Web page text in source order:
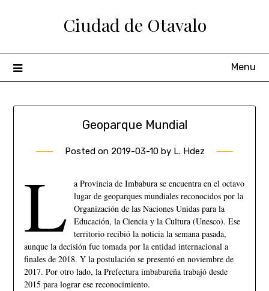
Ciudad de Otavalo
Menu
Geoparque Mundial
Posted on 2019-03-10by L. Hdez
L
a Provincia de Imbabura se encuentra en el octavo
lugar de geoparques mundiales reconocidos por la
Organización de las Naciones Unidas para la
Educación, la Ciencia y la Cultura (Unesco). Ese
territorio recibió la noticia la semana pasada,
aunque la decisión fue tomada por la entidad internacional a
finales de 2018. Y la postulación se presentó en noviembre de
2017. Por otro lado, la Prefectura imbabureña trabajó desde
2015 para lograr ese reconocimiento.